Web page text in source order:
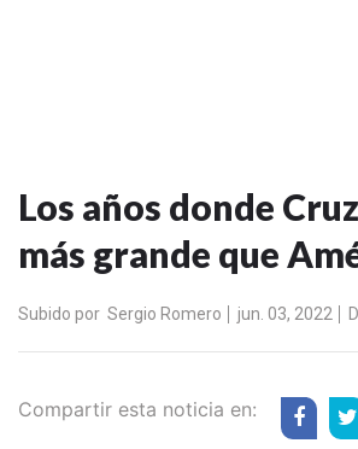
Los años donde
más grande que
Subido por Sergio Romero jun. 03, 2022
Compartir esta noticia en: